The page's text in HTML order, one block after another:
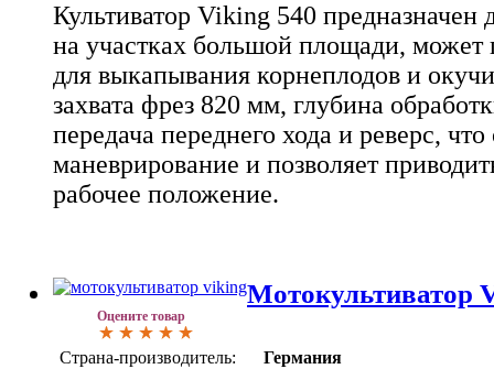
Культиватор Viking 540 предназначен
на участках большой площади, может
для выкапывания корнеплодов и
захвата фрез 820 мм, глубина
передача переднего хода и реверс, что
маневрирование и позволяет
рабочее положение.
Оцените товар
Мотокультиватор
Страна-производитель:
Германия